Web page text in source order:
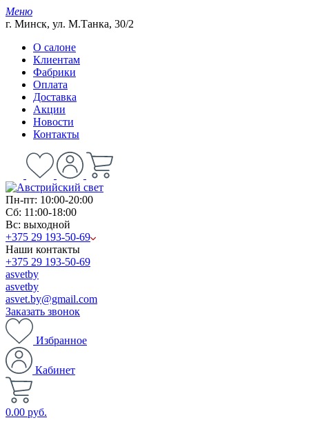
Меню
г. Минск, ул. М.Танка, 30/2
О салоне
Клиентам
Фабрики
Оплата
Доставка
Акции
Новости
Контакты
Пн-пт: 10:00-20:00
Сб: 11:00-18:00
Вс: выходной
+375 29 193-50-69
Наши контакты
+375 29 193-50-69
asvetby
asvetby
asvet.by@gmail.com
Заказать звонок
Избранное
Кабинет
0.00 руб.